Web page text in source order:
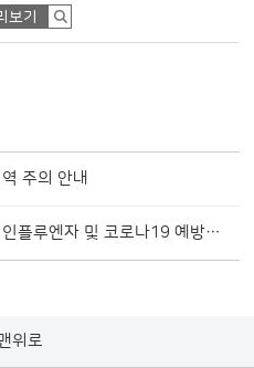
보기
주의 안내
2026-2027절기 인플루엔자 및 코로나19 예방접종 위탁계약 체결 안내
위로